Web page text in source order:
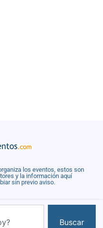
los eventos, estos son
y la información aquí
sin previo aviso.
Buscar